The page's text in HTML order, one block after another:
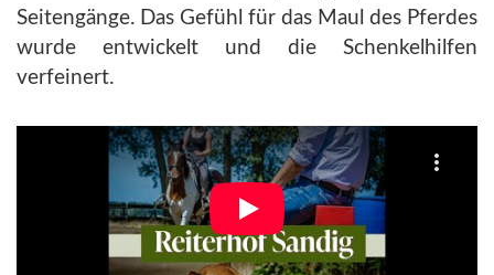
Seitengänge. Das Gefühl für das Maul des Pferdes
wurde entwickelt und die Schenkelhilfen
verfeinert.